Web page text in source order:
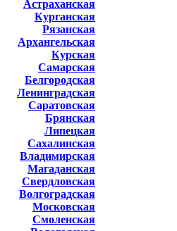
Астраханская
Курганская
Рязанская
Архангельская
Курская
Самарская
Белгородская
Ленинградская
Саратовская
Брянская
Липецкая
Сахалинская
Владимирская
Магаданская
Свердловская
Волгоградская
Московская
Смоленская